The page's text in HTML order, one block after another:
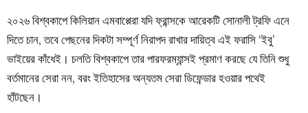
২০২৬ বিশ্বকাপে কিলিয়ান এমবাপ্পেরা যদি ফ্রান্সকে আরেকটি সোনালী ট্রফি এনে
দিতে চান, তবে পেছনের দিকটা সম্পূর্ণ নিরাপদ রাখার দায়িত্ব এই ফরাসি ‘ইবু’
ভাইয়ের কাঁধেই। চলতি বিশ্বকাপে তার পারফরম্যান্সই প্রমাণ করছে যে তিনি শুধু
বর্তমানের সেরা নন, বরং ইতিহাসের অন্যতম সেরা ডিফেন্ডার হওয়ার পথেই
হাঁটছেন।